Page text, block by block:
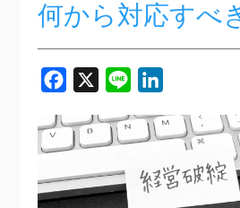
何から対応すべ
Facebook
X Line